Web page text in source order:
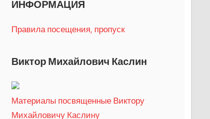
ИНФОРМАЦИЯ
Правила посещения, пропуск
Виктор Михайлович Каслин
Материалы посвященные Виктору
Михайловичу Каслину